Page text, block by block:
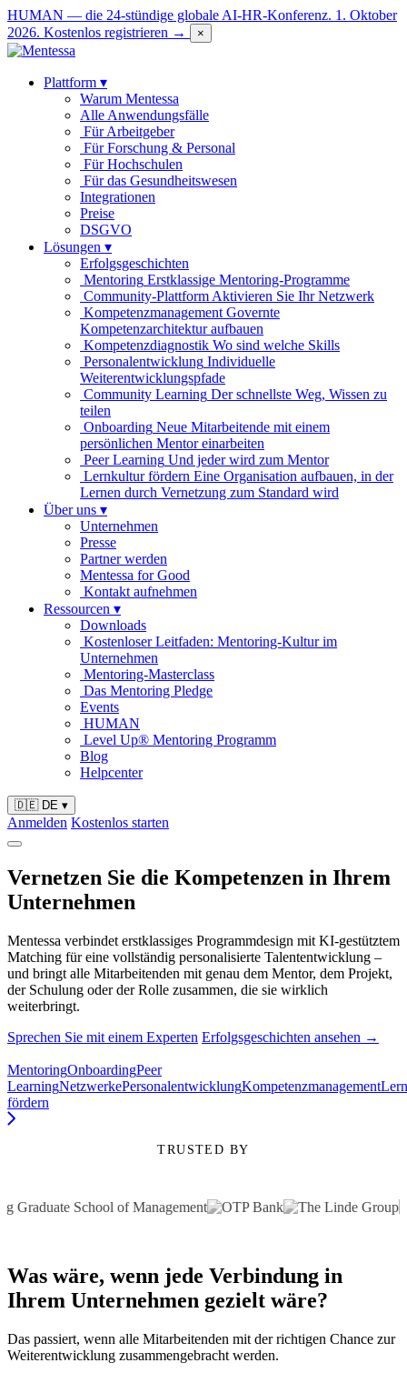
HUMAN — die 24-stündige globale AI-HR-Konferenz. 1. Oktober
2026. Kostenlos registrieren → ×
Plattform ▾
Warum Mentessa
Alle Anwendungsfälle
Für Arbeitgeber
Für Forschung & Personal
Für Hochschulen
Für das Gesundheitswesen
Integrationen
Preise
DSGVO
Lösungen ▾
Erfolgsgeschichten
Mentoring Erstklassige Mentoring-Programme
Community-Plattform Aktivieren Sie Ihr Netzwerk
Kompetenzmanagement Governte
Kompetenzarchitektur aufbauen
Kompetenzdiagnostik Wo sind welche Skills
Personalentwicklung Individuelle
Weiterentwicklungspfade
Community Learning Der schnellste Weg, Wissen zu
teilen
Onboarding Neue Mitarbeitende mit einem
persönlichen Mentor einarbeiten
Peer Learning Und jeder wird zum Mentor
Lernkultur fördern Eine Organisation aufbauen, in der
Lernen durch Vernetzung zum Standard wird
Über uns ▾
Unternehmen
Presse
Partner werden
Mentessa for Good
Kontakt aufnehmen
Ressourcen ▾
Downloads
Kostenloser Leitfaden: Mentoring-Kultur im
Unternehmen
Mentoring-Masterclass
Das Mentoring Pledge
Events
HUMAN
Level Up® Mentoring Programm
Blog
Helpcenter
🇩🇪 DE ▾
Anmelden Kostenlos starten
Vernetzen Sie die Kompetenzen in Ihrem
Unternehmen
Mentessa verbindet erstklassiges Programmdesign mit KI-gestütztem
Matching für eine vollständig personalisierte Talententwicklung –
und bringt alle Mitarbeitenden mit genau dem Mentor, dem Projekt,
der Schulung oder der Rolle zusammen, die sie wirklich
weiterbringt.
Sprechen Sie mit einem Experten Erfolgsgeschichten ansehen →
MentoringOnboardingPeer
LearningNetzwerkePersonalentwicklungKompetenzmanagement
fördern
TRUSTED BY
Was wäre, wenn jede Verbindung in
Ihrem Unternehmen gezielt wäre?
Das passiert, wenn alle Mitarbeitenden mit der richtigen Chance zur
Weiterentwicklung zusammengebracht werden.